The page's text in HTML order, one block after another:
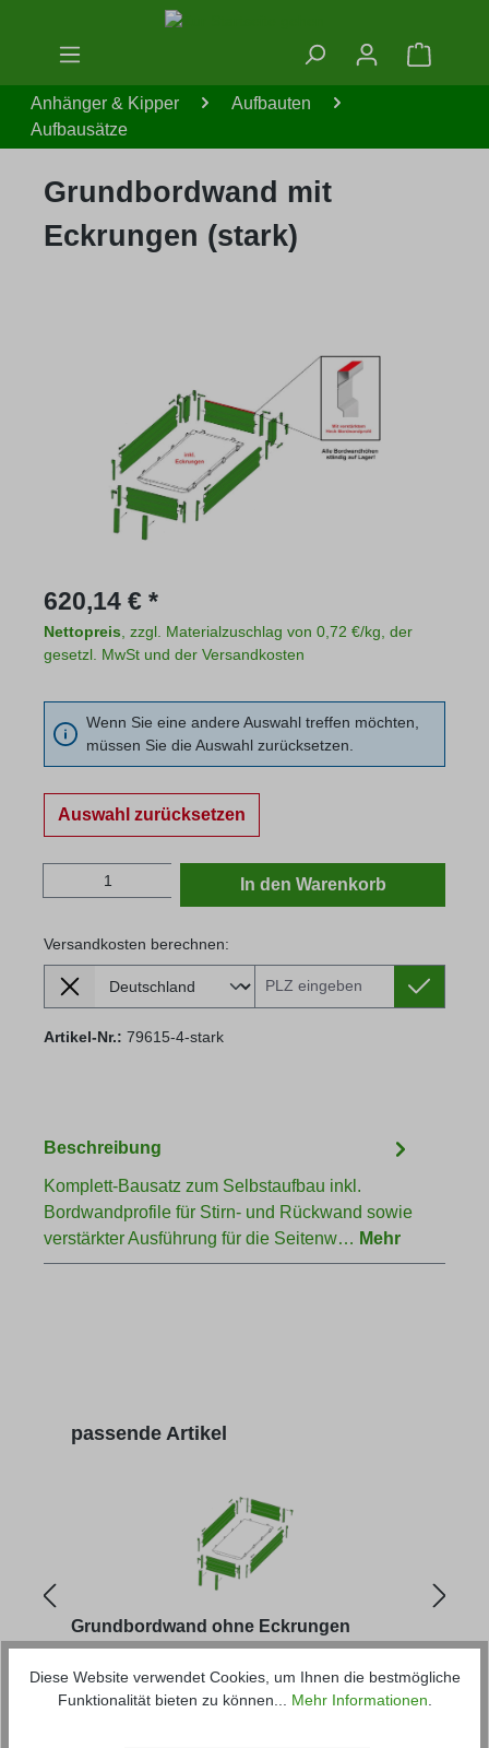
Zum Hauptinhalt springen
Anhänger & Kipper
Aufbauten
Aufbausätze
Grundbordwand mit
Eckrungen (stark)
Regulärer Preis:
620,14 € *
Nettopreis , zzgl. Materialzuschlag von 0,72 €/kg, der
gesetzl. MwSt und der Versandkosten
Wenn Sie eine andere Auswahl treffen möchten,
müssen Sie die Auswahl zurücksetzen.
Auswahl zurücksetzen
Produkt Anzahl: Gib den gewünschten
In den Warenkorb
Versandkosten berechnen:
Lieferland
Versandkosten berechnen:
Artikel-Nr.: 79615-4-stark
Beschreibung
Komplett-Bausatz zum Selbstaufbau inkl.
Bordwandprofile für Stirn- und Rückwand sowie
verstärkter Ausführung für die Seitenw… Mehr
Produktgalerie überspringen
passende Artikel
Grundbordwand ohne Eckrungen
Artikel-Nr.: 79115-4M
Diese Website verwendet Cookies, um Ihnen die bestmögliche
Funktionalität bieten zu können... Mehr Informationen.